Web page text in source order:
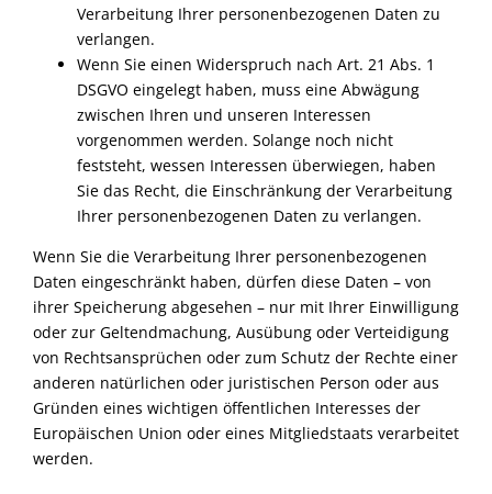
Verarbeitung Ihrer personenbezogenen Daten zu
verlangen.
Wenn Sie einen Widerspruch nach Art. 21 Abs. 1
DSGVO eingelegt haben, muss eine Abwägung
zwischen Ihren und unseren Interessen
vorgenommen werden. Solange noch nicht
feststeht, wessen Interessen überwiegen, haben
Sie das Recht, die Einschränkung der Verarbeitung
Ihrer personenbezogenen Daten zu verlangen.
Wenn Sie die Verarbeitung Ihrer personenbezogenen
Daten eingeschränkt haben, dürfen diese Daten – von
ihrer Speicherung abgesehen – nur mit Ihrer Einwilligung
oder zur Geltendmachung, Ausübung oder Verteidigung
von Rechtsansprüchen oder zum Schutz der Rechte einer
anderen natürlichen oder juristischen Person oder aus
Gründen eines wichtigen öffentlichen Interesses der
Europäischen Union oder eines Mitgliedstaats verarbeitet
werden.